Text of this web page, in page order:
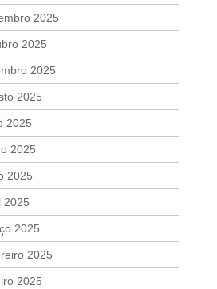
2025
2025
2025
2025
2025
2025
2025
2025
2025
2025
2025